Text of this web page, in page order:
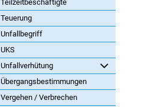
Teilzeitbeschäftigte
Teuerung
Unfallbegriff
UKS
Unfallverhütung
Übergangsbestimmungen
Vergehen / Verbrechen